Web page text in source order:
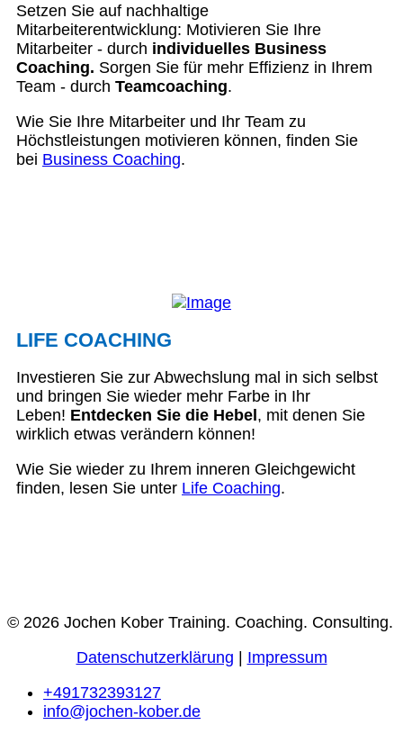
Setzen Sie auf nachhaltige
Mitarbeiterentwicklung: Motivieren Sie Ihre
Mitarbeiter - durch individuelles Business
Coaching. Sorgen Sie für mehr Effizienz in Ihrem
Team - durch Teamcoaching.
Wie Sie Ihre Mitarbeiter und Ihr Team zu
Höchstleistungen motivieren können, finden Sie
bei Business Coaching.
LIFE COACHING
Investieren Sie zur Abwechslung mal in sich selbst
und bringen Sie wieder mehr Farbe in Ihr
Leben! Entdecken Sie die Hebel , mit denen Sie
wirklich etwas verändern können!
Wie Sie wieder zu Ihrem inneren Gleichgewicht
finden, lesen Sie unter Life Coaching.
© 2026 Jochen Kober Training. Coaching. Consulting.
Datenschutzerklärung
Impressum
+491732393127
info@jochen-kober.de